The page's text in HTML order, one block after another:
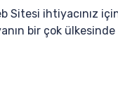
Sitesi ihtiyacınız
bir çok